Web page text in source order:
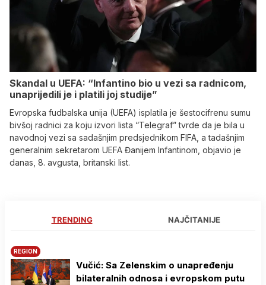
Skandal u UEFA: “Infantino bio u vezi sa radnicom,
unaprijedili je i platili joj studije”
Evropska fudbalska unija (UEFA) isplatila je šestocifrenu sumu
bivšoj radnici za koju izvori lista “Telegraf” tvrde da je bila u
navodnoj vezi sa sadašnjim predsjednikom FIFA, a tadašnjim
generalnim sekretarom UEFA Đanijem Infantinom, objavio je
danas, 8. avgusta, britanski list.
TRENDING NAJČITANIJE
REGION
Vučić: Sa Zelenskim o unapređenju
bilateralnih odnosa i evropskom putu